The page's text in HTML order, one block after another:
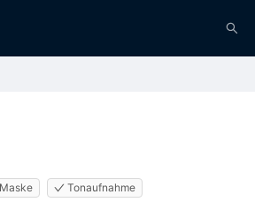
Maske
Tonaufnahme